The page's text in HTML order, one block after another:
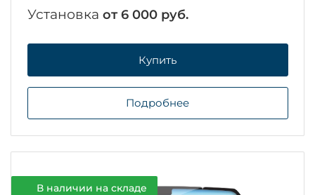
Установка от 6 000 руб.
Купить
Подробнее
В наличии на складе